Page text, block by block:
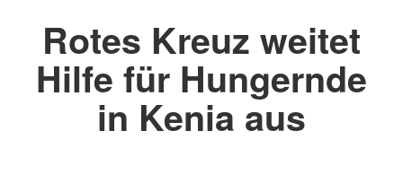
Rotes Kreuz weitet
Hilfe für Hungernde
in Kenia aus